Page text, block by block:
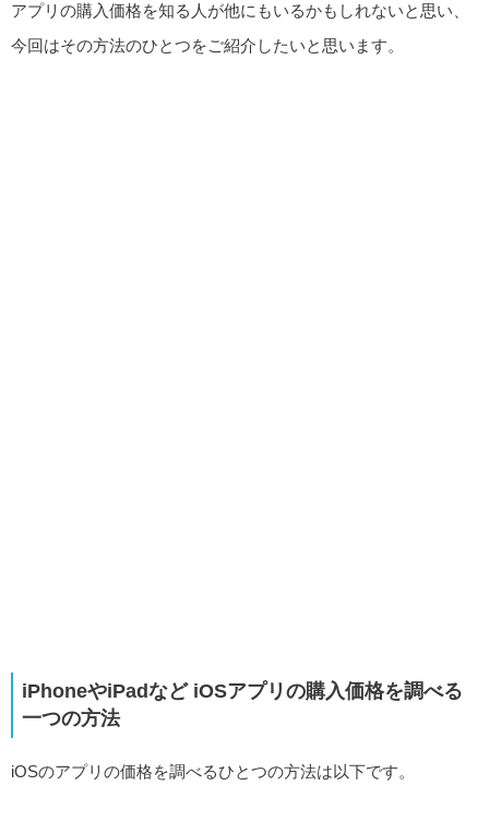
アプリの購入価格を知る人が他にもいるかもしれないと思い、
今回はその方法のひとつをご紹介したいと思います。
iPhoneやiPadなど iOSアプリの購入価格を調べる
一つの方法
iOSのアプリの価格を調べるひとつの方法は以下です。